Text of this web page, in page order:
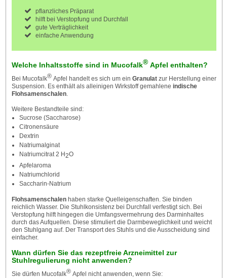
pflanzliches Präparat
hilft bei Verstopfung und Durchfall
gute Verträglichkeit
einfache Anwendung
Welche Inhaltsstoffe sind in Mucofalk® Apfel enthalten?
Bei Mucofalk® Apfel handelt es sich um ein Granulatzur Herstellung einer
Suspension. Es enthält als alleinigen Wirkstoff gemahlene indische
Flohsamenschalen.
Weitere Bestandteile sind:
Sucrose (Saccharose)
Citronensäure
Dextrin
Natriumalginat
Natriumcitrat 2 H2O
Apfelaroma
Natriumchlorid
Saccharin-Natrium
Flohsamenschalenhaben starke Quelleigenschaften. Sie binden
reichlich Wasser. Die Stuhlkonsistenz bei Durchfall verfestigt sich. Bei
Verstopfung hilft hingegen die Umfangsvermehrung des Darminhaltes
durch das Aufquellen. Diese stimuliert die Darmbeweglichkeit und weicht
den Stuhlgang auf. Der Transport des Stuhls und die Ausscheidung sind
einfacher.
Wann dürfen Sie das rezeptfreie Arzneimittel zur
Stuhlregulierung nicht anwenden?
Sie dürfen Mucofalk® Apfel nicht anwenden, wenn Sie: